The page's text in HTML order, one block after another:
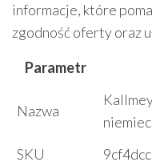
informacje, które
zgodność oferty oraz
Parametr
Nazwa
SKU